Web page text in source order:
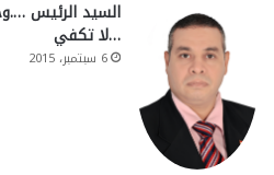
السيد الرئيس
…لا تكفي
6 سبتمبر، 2015